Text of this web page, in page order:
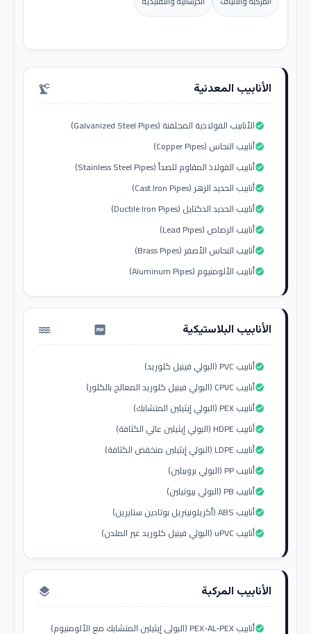
الأنابيب المعدنية precision_manufacturing
الأنابيب الفولاذية المجلفنة (Galvanized Steel Pipes)check_circle
أنابيب النحاس (Copper Pipes)check_circle
أنابيب الفولاذ المقاوم للصدأ (Stainless Steel Pipes)check_circle
أنابيب الحديد الزهر (Cast Iron Pipes)check_circle
أنابيب الحديد الدكتايل (Ductile Iron Pipes)check_circle
أنابيب الرصاص (Lead Pipes)check_circle
أنابيب النحاس الأصفر (Brass Pipes)check_circle
أنابيب الألومنيوم (Aluminum Pipes)check_circle
الأنابيب البلاستيكية water_pump
أنابيب PVC (البولي فينيل كلوريد)check_circle
أنابيب CPVC (البولي فينيل كلوريد المعالج بالكلور)check_circle
أنابيب PEX (البولي إيثيلين المتشابك)check_circle
أنابيب HDPE (البولي إيثيلين عالي الكثافة)check_circle
أنابيب LDPE (البولي إيثيلين منخفض الكثافة)check_circle
أنابيب PP (البولي بروبيلين)check_circle
أنابيب PB (البولي بيوتيلين)check_circle
أنابيب ABS (أكريلونيتريل بوتادين ستايرين)check_circle
أنابيب uPVC (البولي فينيل كلوريد غير الملدن)check_circle
الأنابيب المركبة layers
أنابيب PEX-AL-PEX (البولي إيثيلين المتشابك مع الألومنيوم)check_circle